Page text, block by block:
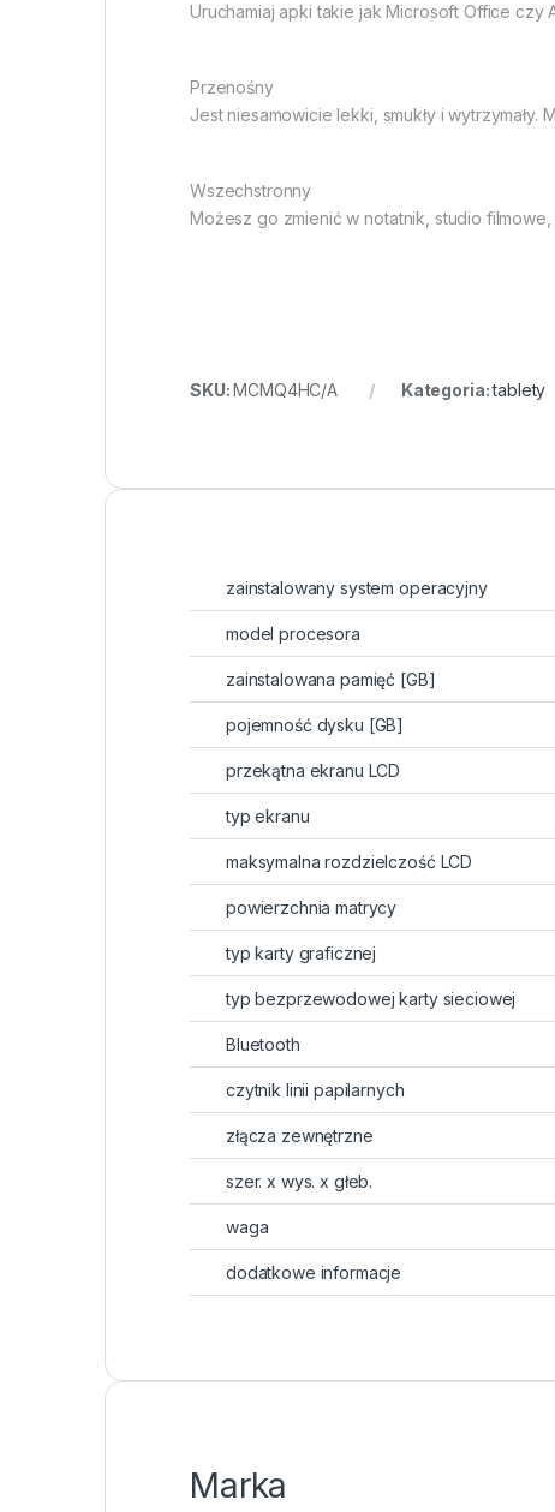
Uruchamiaj apki takie jak Microsoft Office
Przenośny
Jest niesamowicie lekki, smukły i
Wszechstronny
Możesz go zmienić w notatnik, studio
SKU:MCMQ4HC/A Kategoria:tablety
zainstalowany system operacyjny
model procesora
zainstalowana pamięć [GB]
pojemność dysku [GB]
przekątna ekranu LCD
typ ekranu
maksymalna rozdzielczość LCD
powierzchnia matrycy
typ karty graficznej
typ bezprzewodowej karty sieciowej
Bluetooth
czytnik linii papilarnych
złącza zewnętrzne
szer. x wys. x głeb.
waga
dodatkowe informacje
Marka